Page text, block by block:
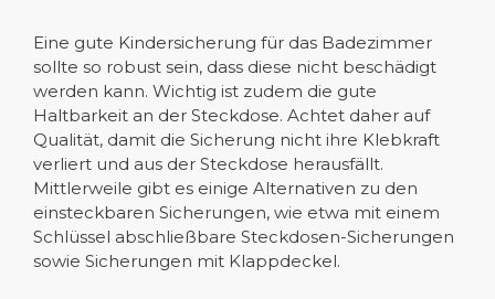
Eine gute Kindersicherung für das Badezimmer
sollte so robust sein, dass diese nicht beschädigt
werden kann. Wichtig ist zudem die gute
Haltbarkeit an der Steckdose. Achtet daher auf
Qualität, damit die Sicherung nicht ihre Klebkraft
verliert und aus der Steckdose herausfällt.
Mittlerweile gibt es einige Alternativen zu den
einsteckbaren Sicherungen, wie etwa mit einem
Schlüssel abschließbare Steckdosen-Sicherungen
sowie Sicherungen mit Klappdeckel.